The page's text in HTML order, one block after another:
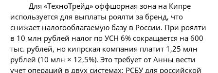
Для «ТехноТрейд» оффшорная зона на Кипре
используется для выплаты роялти за бренд, что
снижает налогооблагаемую базу в России. При роялти
в 10 млн рублей налог по УСН 6% сокращается на 600
тыс. рублей, но кипрская компания платит 1,25 млн
рублей (10 млн × 12,5%). Это требует от Анны вести
учет операций в двух системах: РСБУ для российской